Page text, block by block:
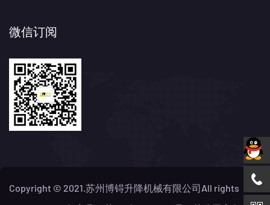
微信订阅
Copyright © 2021.苏州博锝升降机械有限公司All rights